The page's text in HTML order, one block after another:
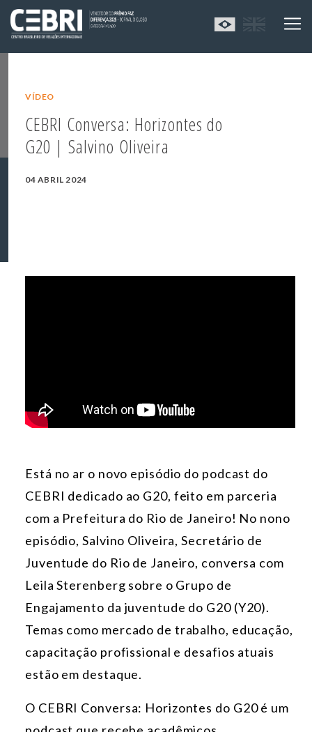
VÍDEO
CEBRI Conversa: Horizontes do
G20 | Salvino Oliveira
04 ABRIL 2024
Está no ar o novo episódio do podcast do
CEBRI dedicado ao G20, feito em parceria
com a Prefeitura do Rio de Janeiro! No nono
episódio, Salvino Oliveira, Secretário de
Juventude do Rio de Janeiro, conversa com
Leila Sterenberg sobre o Grupo de
Engajamento da juventude do G20 (Y20).
Temas como mercado de trabalho, educação,
capacitação profissional e desafios atuais
estão em destaque.
O CEBRI Conversa: Horizontes do G20 é um